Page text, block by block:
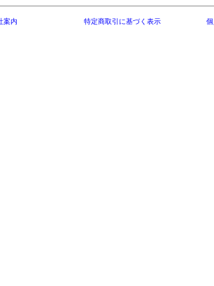
案内 特定商取引に基づく表示